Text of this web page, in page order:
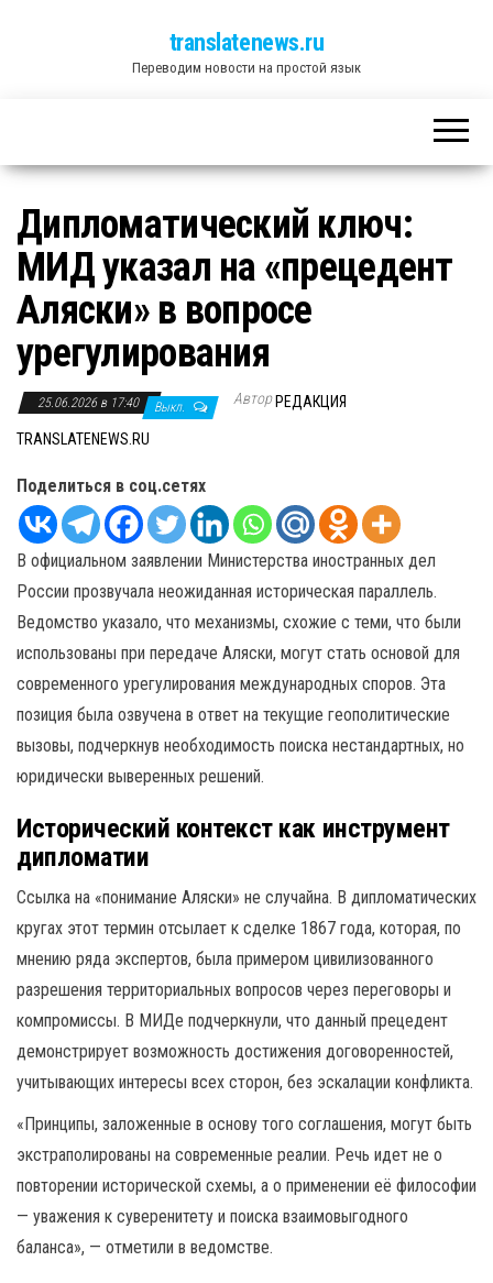
translatenews.ru
Переводим новости на простой язык
Дипломатический ключ:
МИД указал на «прецедент
Аляски» в вопросе
урегулирования
25.06.2026 в 17:40 Выкл. Автор РЕДАКЦИЯ
TRANSLATENEWS.RU
Поделиться в соц.сетях
В официальном заявлении Министерства иностранных дел
России прозвучала неожиданная историческая параллель.
Ведомство указало, что механизмы, схожие с теми, что были
использованы при передаче Аляски, могут стать основой для
современного урегулирования международных споров. Эта
позиция была озвучена в ответ на текущие геополитические
вызовы, подчеркнув необходимость поиска нестандартных, но
юридически выверенных решений.
Исторический контекст как инструмент
дипломатии
Ссылка на «понимание Аляски» не случайна. В дипломатических
кругах этот термин отсылает к сделке 1867 года, которая, по
мнению ряда экспертов, была примером цивилизованного
разрешения территориальных вопросов через переговоры и
компромиссы. В МИДе подчеркнули, что данный прецедент
демонстрирует возможность достижения договоренностей,
учитывающих интересы всех сторон, без эскалации конфликта.
«Принципы, заложенные в основу того соглашения, могут быть
экстраполированы на современные реалии. Речь идет не о
повторении исторической схемы, а о применении её философии
— уважения к суверенитету и поиска взаимовыгодного
баланса», — отметили в ведомстве.